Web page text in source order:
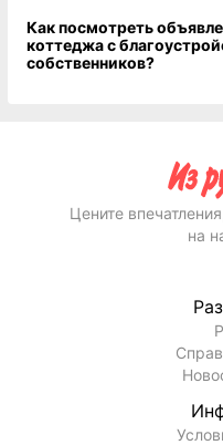
Как посмотреть
коттеджа с благоустройством в ст Связист-92ом от
собственников?
Цените
на